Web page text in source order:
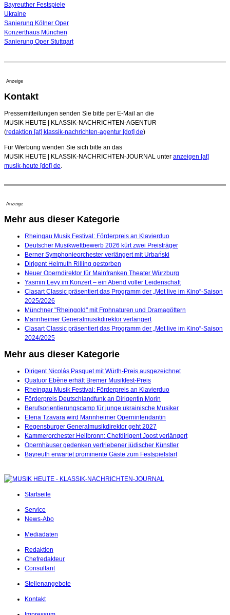
Bayreuther Festspiele
Ukraine
Sanierung Kölner Oper
Konzerthaus München
Sanierung Oper Stuttgart
Anzeige
Kontakt
Pressemitteilungen senden Sie bitte per E-Mail an die
MUSIK HEUTE | KLASSIK-NACHRICHTEN-AGENTUR
(redaktion [at] klassik-nachrichten-agentur [dot] de)
Für Werbung wenden Sie sich bitte an das
MUSIK HEUTE | KLASSIK-NACHRICHTEN-JOURNAL unter anzeigen [at]
musik-heute [dot] de
Anzeige
Mehr aus dieser Kategorie
Rheingau Musik Festival: Förderpreis an Klavierduo
Deutscher Musikwettbewerb 2026 kürt zwei Preisträger
Berner Symphonieorchester verlängert mit Urbański
Dirigent Helmuth Rilling gestorben
Neuer Operndirektor für Mainfranken Theater Würzburg
Yasmin Levy im Konzert – ein Abend voller Leidenschaft
Clasart Classic präsentiert das Programm der „Met live im Kino“-Saison
2025/2026
Münchner "Rheingold" mit Frohnaturen und Dramagöttern
Mannheimer Generalmusikdirektor verlängert
Clasart Classic präsentiert das Programm der „Met live im Kino“-Saison
2024/2025
Mehr aus dieser Kategorie
Dirigent Nicolás Pasquet mit Würth-Preis ausgezeichnet
Quatuor Ebène erhält Bremer Musikfest-Preis
Rheingau Musik Festival: Förderpreis an Klavierduo
Förderpreis Deutschlandfunk an Dirigentin Morin
Berufsorientierungscamp für junge ukrainische Musiker
Elena Tzavara wird Mannheimer Opernintendantin
Regensburger Generalmusikdirektor geht 2027
Kammerorchester Heilbronn: Chefdirigent Joost verlängert
Opernhäuser gedenken vertriebener jüdischer Künstler
Bayreuth erwartet prominente Gäste zum Festspielstart
Startseite
Service
News-Abo
Mediadaten
Redaktion
Chefredakteur
Consultant
Stellenangebote
Kontakt